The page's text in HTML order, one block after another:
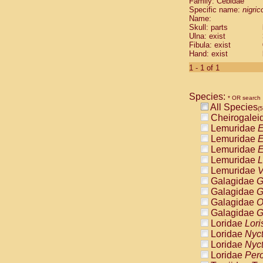
Cebidae
Cebidae
Cebidae
Cebidae
Cebidae
Cebidae
Cebidae
Cebidae
Cebidae
Cebidae
Cebidae
Cebidae
Atelidae
Atelidae
Atelidae
Atelidae
Atelidae
Atelidae
Atelidae
Atelidae
Atelidae
Atelidae
Pitheciidae
Specific name:
Name:
Skull: parts
Ulna: exist
Fibula: exist
Hand: exist
1 - 1 of 1
Species: * OR search
All Species
Lemuridae
Lemuridae
Lemuridae
Lemuridae
Lemuridae
Galagidae
Galagidae
Galagidae
Galagidae
Loridae
Loridae
Loridae
Loridae